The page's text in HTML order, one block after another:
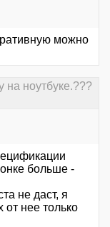
можно
на ноутбуке.???
больше -
не даст, я
нее только